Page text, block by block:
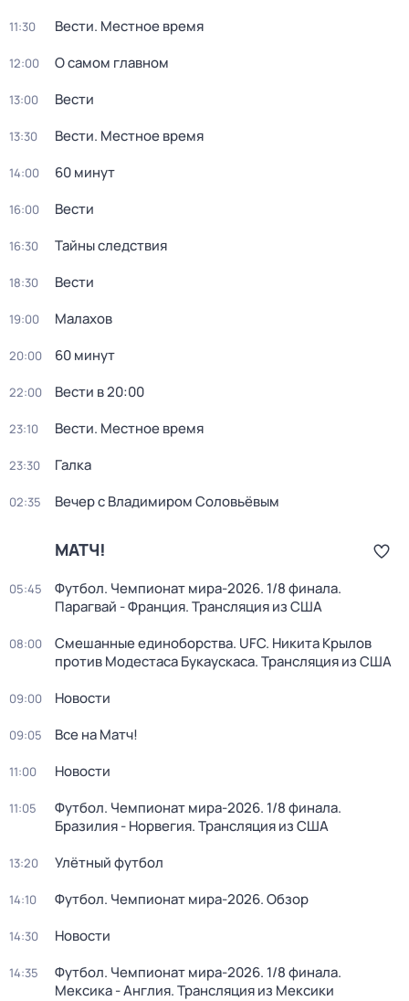
11:30 Вести. Местное время
12:00 О самом главном
13:00 Вести
13:30 Вести. Местное время
14:00 60 минут
16:00 Вести
16:30 Тайны следствия
18:30 Вести
19:00 Малахов
20:00 60 минут
22:00 Вести в 20:00
23:10 Вести. Местное время
23:30 Галка
02:35 Вечер с Владимиром Соловьёвым
МАТЧ!
05:45
Футбол. Чемпионат мира-2026. 1/8 финала.
Парагвай - Франция. Трансляция из США
08:00
Смешанные единоборства. UFC. Никита Крылов
против Модестаса Букаускаса. Трансляция из США
09:00 Новости
09:05 Все на Матч!
11:00 Новости
11:05
Футбол. Чемпионат мира-2026. 1/8 финала.
Бразилия - Норвегия. Трансляция из США
13:20 Улётный футбол
14:10 Футбол. Чемпионат мира-2026. Обзор
14:30 Новости
14:35
Футбол. Чемпионат мира-2026. 1/8 финала.
Мексика - Англия. Трансляция из Мексики